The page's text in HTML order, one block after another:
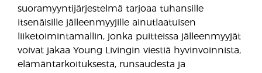
suoramyyntijärjestelmä tarjoaa tuhansille
itsenäisille jälleenmyyjille ainutlaatuisen
liiketoimintamallin, jonka puitteissa jälleenmyyjät
voivat jakaa Young Livingin viestiä hyvinvoinnista,
elämäntarkoituksesta, runsaudesta ja